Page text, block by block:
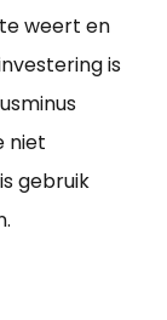
weert en
is
niet
gebruik